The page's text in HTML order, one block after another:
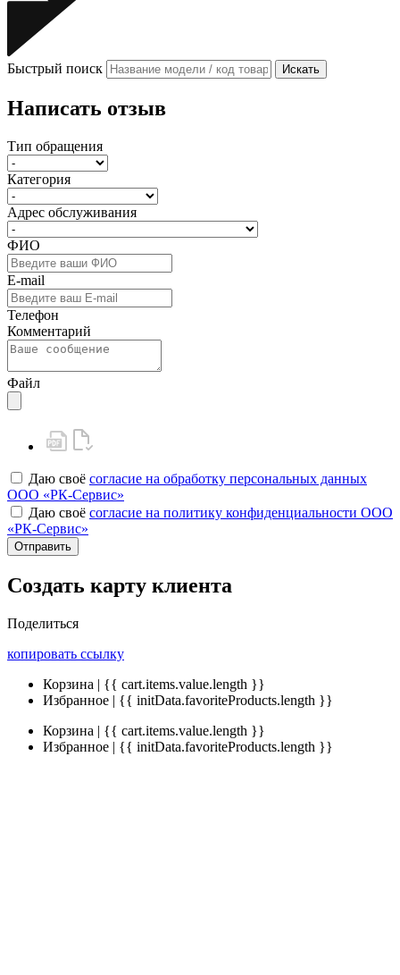
Быстрый поиск Искать
Написать отзыв
Тип обращения
Категория
Адрес обслуживания
ФИО
E-mail
Телефон
Комментарий
Файл
Даю своё согласие на обработку персональных данных
ООО «РК-Сервис»
Даю своё согласие на политику конфиденциальности ООО
«РК-Сервис»
Отправить
Создать карту клиента
Поделиться
копировать ссылку
Корзина | {{ cart.items.value.length }}
Избранное | {{ initData.favoriteProducts.length }}
Корзина | {{ cart.items.value.length }}
Избранное | {{ initData.favoriteProducts.length }}